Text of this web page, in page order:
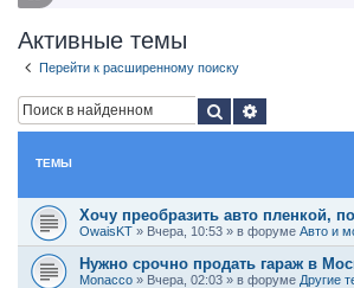
Активные темы
Перейти к расширенному поиску
Поиск
ТЕМЫ
Хочу преобразить авто пленкой,
OwaisKT » Вчера, 10:53 » в форуме Авто и
Нужно срочно продать гараж в
Monacco » Вчера, 02:03 » в форуме Другие